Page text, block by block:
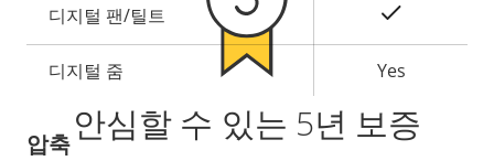
속
성
설
속
값
디지털 팬/틸트
디지털 줌 Yes
압축 안심할 수 있는 5년 보증